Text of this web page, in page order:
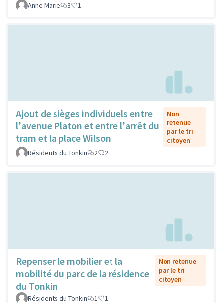
Anne Marie
3 1
Ajout de sièges individuels entre
l'avenue Platon et entre l'arrêt du
tram et la place Wilson
Non
retenue
par le tri
citoyen
Résidents du Tonkin
2 2
Repenser le mobilier et la
mobilité du parc de la résidence
du Tonkin
Non retenue
par le tri
citoyen
Résidents du Tonkin 1 1